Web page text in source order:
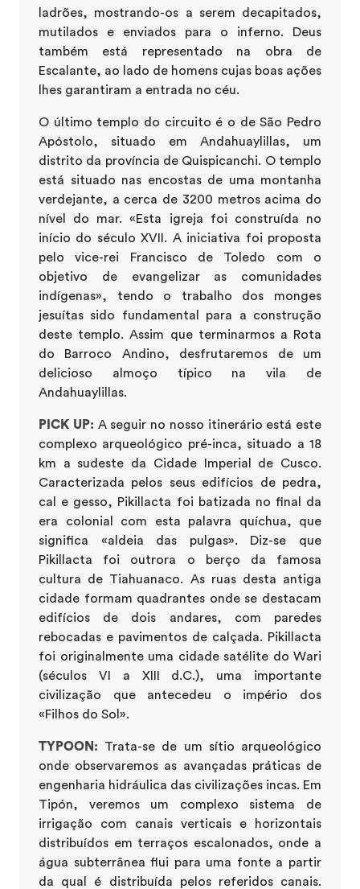
ladrões, mostrando-os a serem decapitados,
mutilados e enviados para o inferno. Deus
também está representado na obra de
Escalante, ao lado de homens cujas boas ações
lhes garantiram a entrada no céu.
O último templo do circuito é o de São Pedro
Apóstolo, situado em Andahuaylillas, um
distrito da província de Quispicanchi. O templo
está situado nas encostas de uma montanha
verdejante, a cerca de 3200 metros acima do
nível do mar. «Esta igreja foi construída no
início do século XVII. A iniciativa foi proposta
pelo vice-rei Francisco de Toledo com o
objetivo de evangelizar as comunidades
indígenas», tendo o trabalho dos monges
jesuítas sido fundamental para a construção
deste templo. Assim que terminarmos a Rota
do Barroco Andino, desfrutaremos de um
delicioso almoço típico na vila de
Andahuaylillas.
PICK UP: A seguir no nosso itinerário está este
complexo arqueológico pré-inca, situado a 18
km a sudeste da Cidade Imperial de Cusco.
Caracterizada pelos seus edifícios de pedra,
cal e gesso, Pikillacta foi batizada no final da
era colonial com esta palavra quíchua, que
significa «aldeia das pulgas». Diz-se que
Pikillacta foi outrora o berço da famosa
cultura de Tiahuanaco. As ruas desta antiga
cidade formam quadrantes onde se destacam
edifícios de dois andares, com paredes
rebocadas e pavimentos de calçada. Pikillacta
foi originalmente uma cidade satélite do Wari
(séculos VI a XIII d.C.), uma importante
civilização que antecedeu o império dos
«Filhos do Sol».
TYPOON: Trata-se de um sítio arqueológico
onde observaremos as avançadas práticas de
engenharia hidráulica das civilizações incas. Em
Tipón, veremos um complexo sistema de
irrigação com canais verticais e horizontais
distribuídos em terraços escalonados, onde a
água subterrânea flui para uma fonte a partir
da qual é distribuída pelos referidos canais.